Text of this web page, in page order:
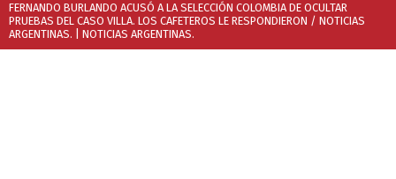
FERNANDO BURLANDO ACUSÓ A LA SELECCIÓN COLOMBIA DE OCULTAR
PRUEBAS DEL CASO VILLA. LOS CAFETEROS LE RESPONDIERON / NOTICIAS
ARGENTINAS. | NOTICIAS ARGENTINAS.